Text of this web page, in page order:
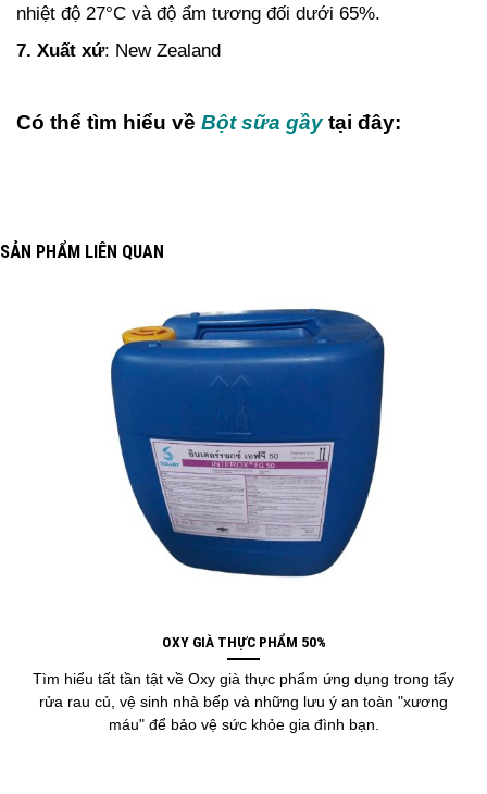
nhiệt độ 27°C và độ ẩm tương đối dưới 65%.
7. Xuất xứ: New Zealand
Có thể tìm hiểu về Bột sữa gầytại đây:
SẢN PHẨM LIÊN QUAN
OXY GIÀ THỰC PHẨM 50%
Tìm hiểu tất tần tật về Oxy già thực phẩm ứng dụng trong tẩy
rửa rau củ, vệ sinh nhà bếp và những lưu ý an toàn "xương
máu" để bảo vệ sức khỏe gia đình bạn.